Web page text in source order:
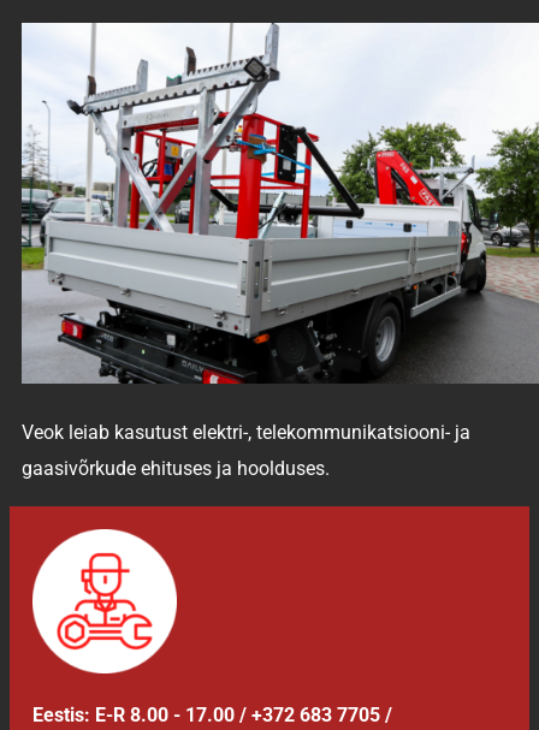
Veok leiab kasutust elektri-, telekommunikatsiooni- ja
gaasivõrkude ehituses ja hoolduses.
Eestis: E-R 8.00 - 17.00 / +372 683 7705 /